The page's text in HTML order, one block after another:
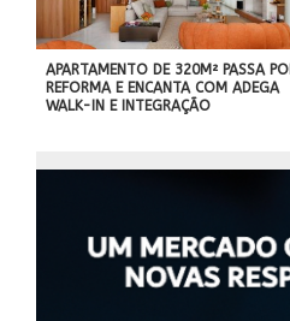
APARTAMENTO DE 320M² PASSA
REFORMA E ENCANTA COM ADEGA
WALK-IN E INTEGRAÇÃO